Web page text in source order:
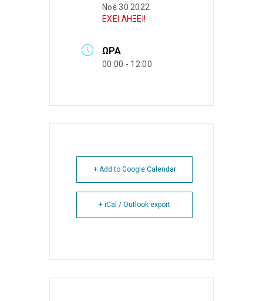
Νοέ 30 2022
ΕΧΕΙ ΛΗΞΕΙ!
ΏΡΑ
00:00 - 12:00
+ Add to Google Calendar
+ iCal / Outlook export